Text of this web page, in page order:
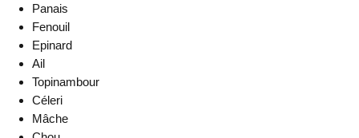
Panais
Fenouil
Epinard
Ail
Topinambour
Céleri
Mâche